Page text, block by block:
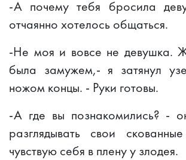
-А почему тебя бросила
отчаянно хотелось общаться.
-Не моя и вовсе не девушка.
была замужем,- я затянул
ножом концы. - Руки готовы.
-А где вы познакомились? -
разглядывать свои
чувствую себя в плену у злодея.